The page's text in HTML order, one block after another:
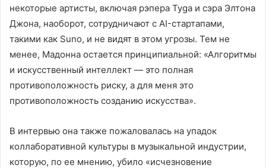
некоторые артисты, включая рэпера Tyga и сэра Элтона
Джона, наоборот, сотрудничают с AI-стартапами,
такими как Suno, и не видят в этом угрозы. Тем не
менее, Мадонна остается принципиальной: «Алгоритмы
и искусственный интеллект — это полная
противоположность риску, а для меня это
противоположность созданию искусства».
В интервью она также пожаловалась на упадок
коллаборативной культуры в музыкальной индустрии,
которую, по ее мнению, убило «исчезновение